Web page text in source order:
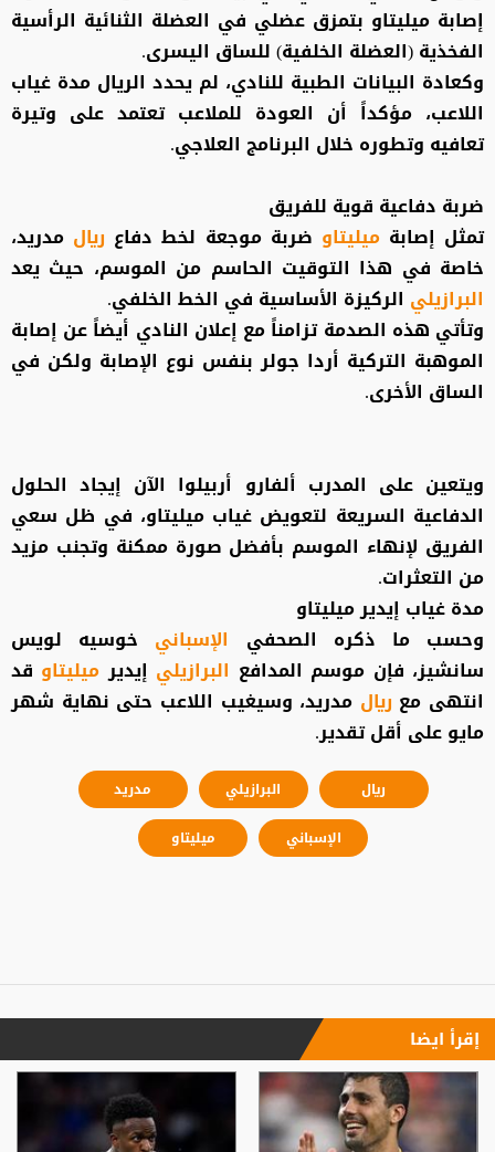
إصابة ميليتاو بتمزق عضلي في العضلة الثنائية الرأسية
الفخذية (العضلة الخلفية) للساق اليسرى.
وكعادة البيانات الطبية للنادي، لم يحدد الريال مدة غياب
اللاعب، مؤكداً أن العودة للملاعب تعتمد على وتيرة
تعافيه وتطوره خلال البرنامج العلاجي.
ضربة دفاعية قوية للفريق
تمثل إصابة ميليتاو ضربة موجعة لخط دفاع ريال مدريد،
خاصة في هذا التوقيت الحاسم من الموسم، حيث يعد
البرازيلي الركيزة الأساسية في الخط الخلفي.
وتأتي هذه الصدمة تزامناً مع إعلان النادي أيضاً عن إصابة
الموهبة التركية أردا جولر بنفس نوع الإصابة ولكن في
الساق الأخرى.
ويتعين على المدرب ألفارو أربيلوا الآن إيجاد الحلول
الدفاعية السريعة لتعويض غياب ميليتاو، في ظل سعي
الفريق لإنهاء الموسم بأفضل صورة ممكنة وتجنب مزيد
من التعثرات.
مدة غياب إيدير ميليتاو
وحسب ما ذكره الصحفي الإسباني خوسيه لويس
سانشيز، فإن موسم المدافع البرازيلي إيديرميليتاو قد
انتهى مع ريال مدريد، وسيغيب اللاعب حتى نهاية شهر
مايو على أقل تقدير.
ريال البرازيلي
مدريد
الإسباني
ميليتاو
إقرأ ايضا